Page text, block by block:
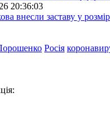
20:36:03
внесли заставу у
Росія